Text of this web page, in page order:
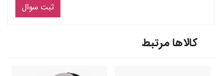
ثبت سوال
کالاها مرتبط